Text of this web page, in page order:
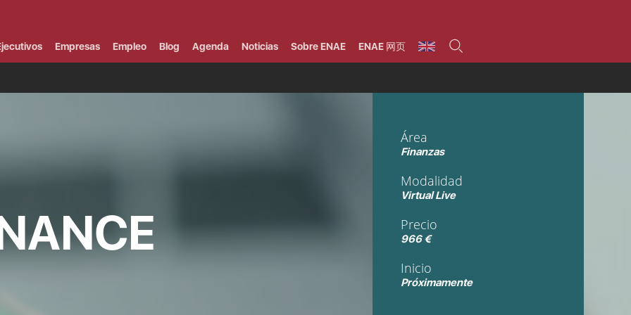
Bolsa de empleoMáster
Tecnología / Digital /
Comercial / Marketing/
Ventas
Administración de
empresas
Operaciones
Empresas Empleo Blog Agenda Noticias Sobre ENAE ENAE 网页
Área
Finanzas
Modalidad
Virtual Live
Precio
966 €
Inicio
Próximamente